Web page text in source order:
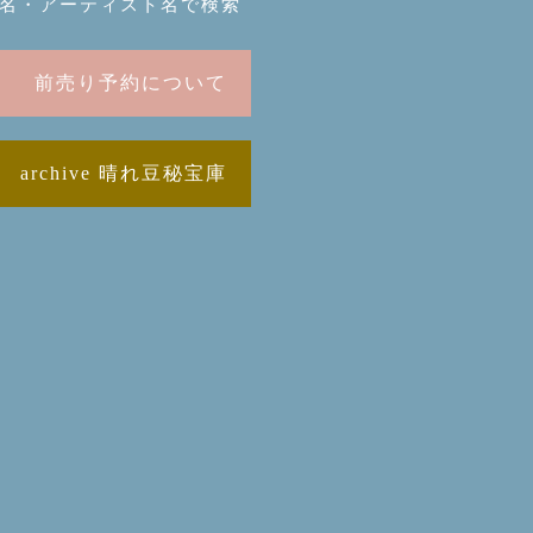
・アーティスト名で検索
前売り予約について
archive 晴れ豆秘宝庫